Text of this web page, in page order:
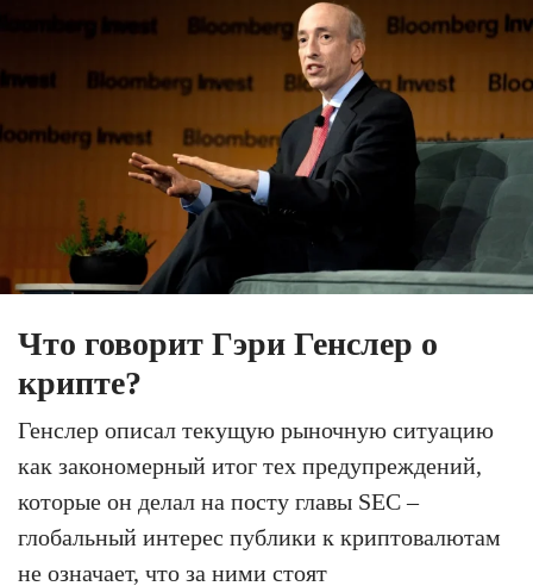
Что говорит Гэри Генслер о
крипте?
Генслер описал текущую рыночную ситуацию
как закономерный итог тех предупреждений,
которые он делал на посту главы SEC –
глобальный интерес публики к криптовалютам
не означает, что за ними стоят